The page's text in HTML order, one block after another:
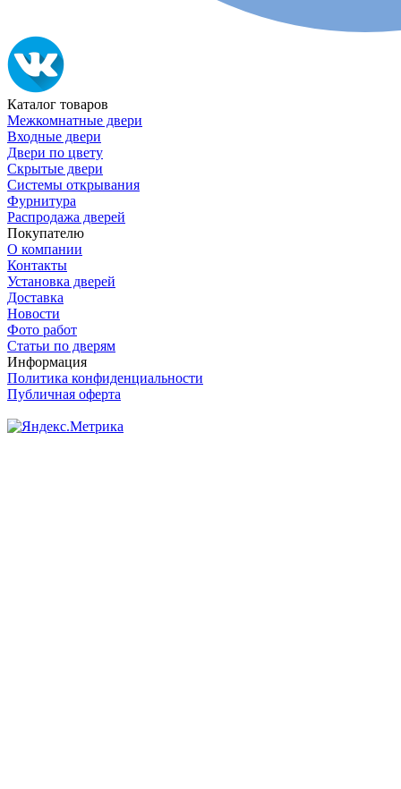
Каталог товаров
Межкомнатные двери
Входные двери
Двери по цвету
Скрытые двери
Системы открывания
Фурнитура
Распродажа дверей
Покупателю
О компании
Контакты
Установка дверей
Доставка
Новости
Фото работ
Статьи по дверям
Информация
Политика конфиденциальности
Публичная оферта